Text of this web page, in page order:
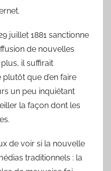
juillet 1881 sanctionne
de nouvelles
il suffirait
plutôt que d’en faire
un peu inquiétant
la façon dont les
de voir si la nouvelle
traditionnels : la